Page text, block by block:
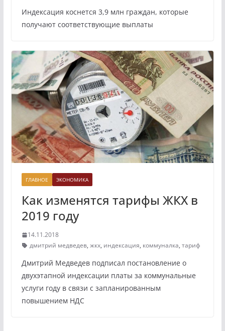
Индексация коснется 3,9 млн граждан, которые
получают соответствующие выплаты
ГЛАВНОЕ ЭКОНОМИКА
Как изменятся тарифы ЖКХ в
2019 году
14.11.2018
дмитрий медведев, жкх, индексация, коммуналка, тариф
Дмитрий Медведев подписал постановление о
двухэтапной индексации платы за коммунальные
услуги году в связи с запланированным
повышением НДС